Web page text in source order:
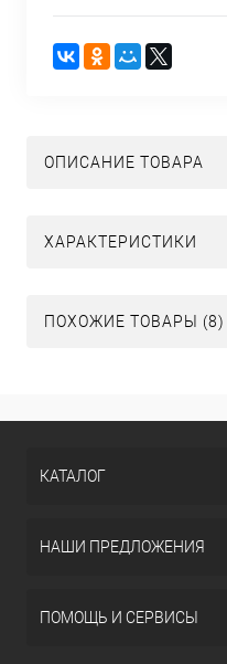
ОПИСАНИЕ ТОВАРА
ХАРАКТЕРИСТИКИ
ПОХОЖИЕ ТОВАРЫ (8)
КАТАЛОГ
НАШИ ПРЕДЛОЖЕНИЯ
ПОМОЩЬ И СЕРВИСЫ